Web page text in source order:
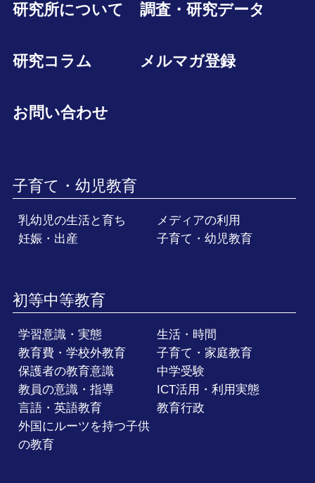
研究所について 調査・研究データ
研究コラム メルマガ登録
お問い合わせ
子育て・幼児教育
乳幼児の生活と育ち
メディアの利用
妊娠・出産
子育て・幼児教育
初等中等教育
学習意識・実態
生活・時間
教育費・学校外教育
子育て・家庭教育
保護者の教育意識
中学受験
教員の意識・指導
ICT活用・利用実態
言語・英語教育
教育行政
外国にルーツを持つ子供
の教育